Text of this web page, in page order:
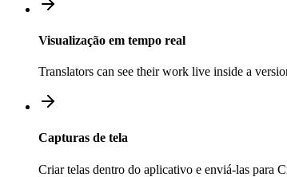
Visualização em tempo real
Translators can see their work live inside a
Capturas de tela
Criar telas dentro do aplicativo e enviá-las para